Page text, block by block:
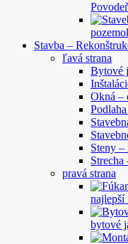
Stavba –
ľavá strana
Bytové
Okná –
Steny –
pravá strana
najlepší
bytové